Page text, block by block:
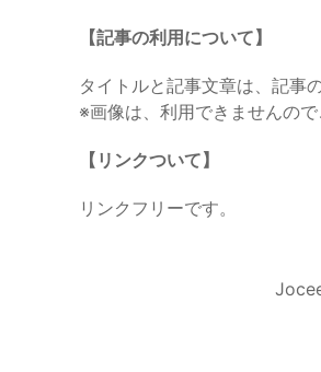
【記事の利用について】
タイトルと記事文章は、記事
※画像は、利用できませんので
【リンクついて】
リンクフリーです。